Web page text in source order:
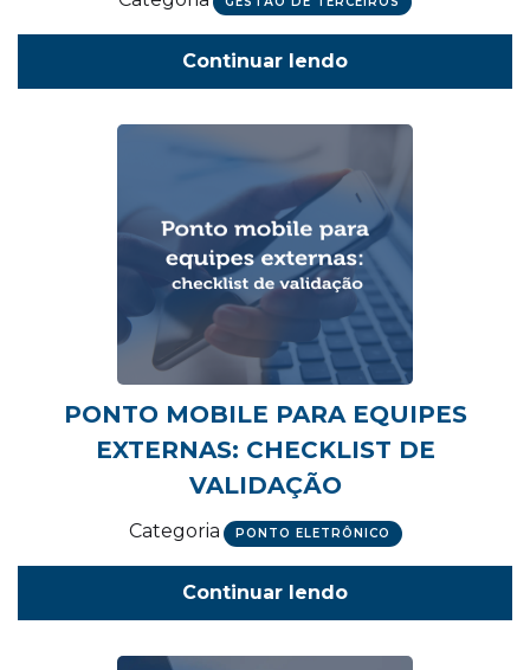
Continuar lendo
PONTO MOBILE PARA EQUIPES
EXTERNAS: CHECKLIST DE
VALIDAÇÃO
Categoria PONTO ELETRÔNICO
Continuar lendo